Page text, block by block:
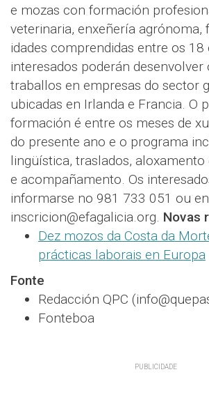
e mozas con formación
veterinaria, enxeñería agrónoma,
idades comprendidas entre os 18
interesados poderán desenvolver
traballos en empresas do sector
ubicadas en Irlanda e Francia. O
formación é entre os meses de
do presente ano e o programa
lingüística, traslados,
e acompañamento. Os
informarse no 981 733 051 ou en
inscricion@efagalicia.org. Novas
Dez mozos da Costa da
prácticas laborais en Europa
Fonte
Redacción QPC
Fonteboa